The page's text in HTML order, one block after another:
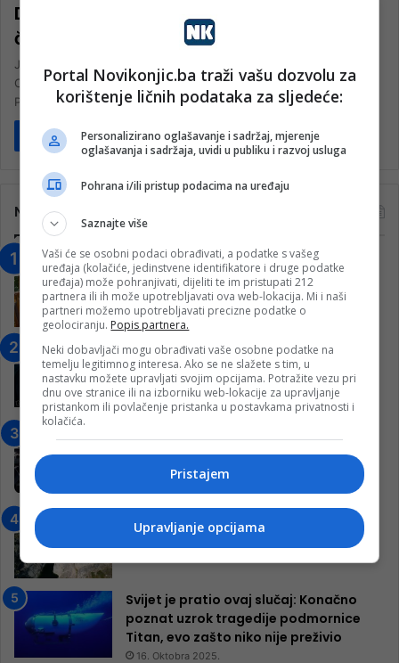
Dalmacija Chapter Croatia obradovao
članove Udruženja “i”
Jučer je u Konjicu boravilo 180 članova Udruženja Dalmacija
Chapter Croatia – HOG koji su organizovali Harley days. Posjetom
Prve…
Pročitaj više
Najčitanije
“Obrazovanje gradi BiH-Jovan Divjak“
– Konjic je u posljednje 22 godine imao
25 ​​stipendista
15. Februara 2023.
Nogometaši Igmana iznenadili
Konjičanke cvijećem i besplatnim
ulazom na utakmicu
7. Marta 2025.
Pokrenuta kampanja za izgradnju
inkluzivnog centra!
Neretva zavijena u crno
13. Augusta 2024.
Svijet je pratio ovaj slučaj: Konačno
poznat uzrok tragedije podmornice
Titan, evo zašto niko nije preživio
16. Oktobra 2025.
Portal Novikonjic.ba traži vašu dozvolu za
korištenje ličnih podataka za sljedeće:
Personalizirano oglašavanje i sadržaj, mjerenje
oglašavanja i sadržaja, uvidi u publiku i razvoj usluga
Pohrana i/ili pristup podacima na uređaju
Saznajte više
Vaši će se osobni podaci obrađivati, a podatke s vašeg
uređaja (kolačiće, jedinstvene identifikatore i druge podatke
uređaja) može pohranjivati, dijeliti te im pristupati 212
partnera ili ih može upotrebljavati ova web-lokacija. Mi i naši
partneri možemo upotrebljavati precizne podatke o
geolociranju. Popis partnera.
Neki dobavljači mogu obrađivati vaše osobne podatke na
temelju legitimnog interesa. Ako se ne slažete s tim, u
nastavku možete upravljati svojim opcijama. Potražite vezu pri
dnu ove stranice ili na izborniku web-lokacije za upravljanje
pristankom ili povlačenje pristanka u postavkama privatnosti i
kolačića.
Pristajem
Upravljanje opcijama